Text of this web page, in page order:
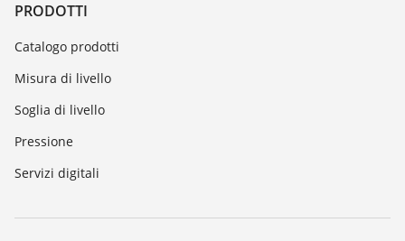
PRODOTTI
Catalogo prodotti
Misura di livello
Soglia di livello
Pressione
Servizi digitali